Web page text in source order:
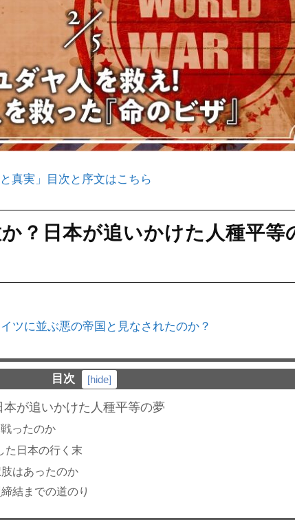
真実」目次と序文はこちら
？日本が追いかけた人種平等
ツに並ぶ悪の帝国と見なされたのか？
目次 [hide]
が追いかけた人種平等の夢
ったのか
た日本の行く末
はあったのか
結までの道のり